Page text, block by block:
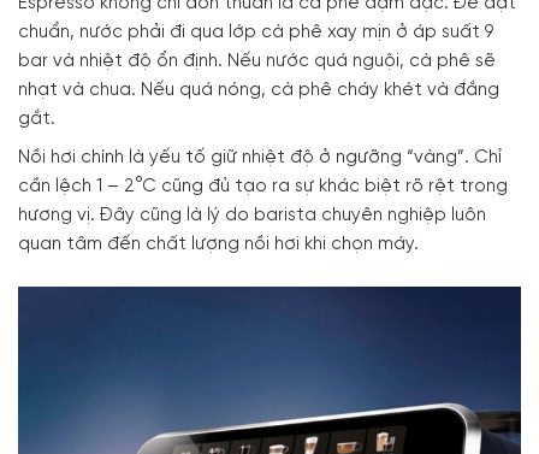
Espresso không chỉ đơn thuần là cà phê đậm đặc. Để đạt
chuẩn, nước phải đi qua lớp cà phê xay mịn ở áp suất 9
bar và nhiệt độ ổn định. Nếu nước quá nguội, cà phê sẽ
nhạt và chua. Nếu quá nóng, cà phê cháy khét và đắng
gắt.
Nồi hơi chính là yếu tố giữ nhiệt độ ở ngưỡng “vàng”. Chỉ
cần lệch 1 – 2°C cũng đủ tạo ra sự khác biệt rõ rệt trong
hương vị. Đây cũng là lý do barista chuyên nghiệp luôn
quan tâm đến chất lượng nồi hơi khi chọn máy.